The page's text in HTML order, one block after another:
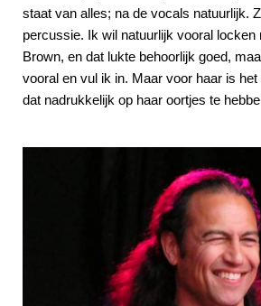
staat van alles; na de vocals natuurlijk.
percussie. Ik wil natuurlijk vooral
Brown, en dat lukte behoorlijk goed,
vooral en vul ik in. Maar voor haar is
dat nadrukkelijk op haar oortjes te